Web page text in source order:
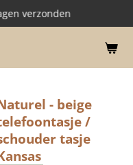
verzonden
- beige
/
tasje